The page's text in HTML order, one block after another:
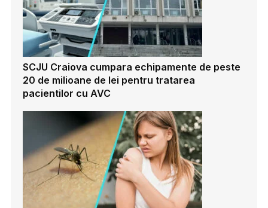
SCJU Craiova cumpara echipamente de peste
20 de milioane de lei pentru tratarea
pacientilor cu AVC